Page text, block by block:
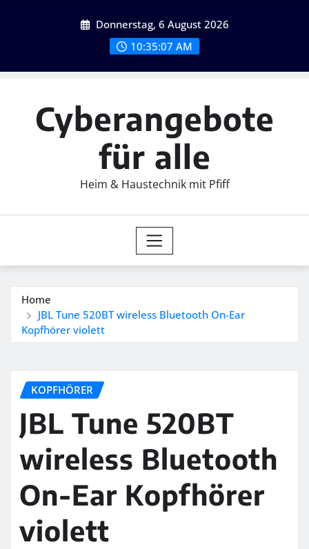
Donnerstag, 6 August 2026
10:35:08 AM
Cyberangebote
für alle
Heim & Haustechnik mit Pfiff
Home
JBL Tune 520BT wireless Bluetooth On-Ear
Kopfhörer violett
KOPFHÖRER
JBL Tune 520BT
wireless Bluetooth
On-Ear Kopfhörer
violett